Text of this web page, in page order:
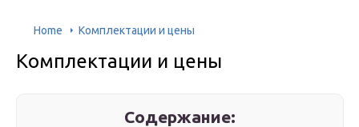
Home Комплектации и цены
Комплектации и цены
Содержание: